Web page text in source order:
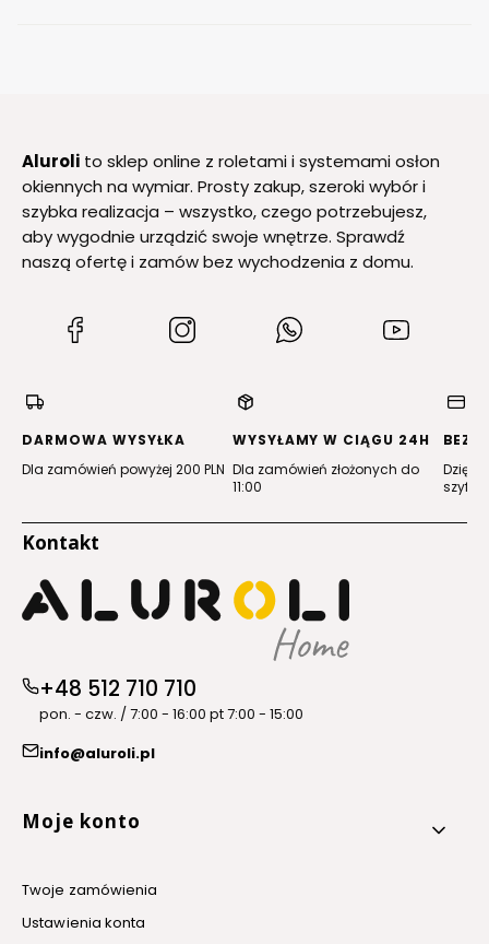
Aluroli to sklep online z roletami i systemami osłon
okiennych na wymiar. Prosty zakup, szeroki wybór i
szybka realizacja – wszystko, czego potrzebujesz,
aby wygodnie urządzić swoje wnętrze. Sprawdź
naszą ofertę i zamów bez wychodzenia z domu.
(Otwiera
nowej
(Otwiera
(Otwiera
nowej
DARMOWA WYSYŁKA
Dla zamówień powyżej 200 PLN
WYSYŁAMY W CIĄGU 24H
Dla zamówień złożonych do
11:00
Dzięki
Kontakt
+48 512 710 710
pon. - czw. / 7:00 - 16:00 pt 7:00 - 15:00
info@aluroli.pl
Linki w stopce
Moje konto
Twoje zamówienia
Ustawienia konta